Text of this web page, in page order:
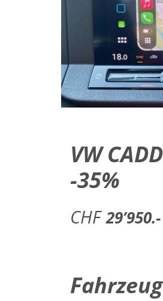
VW
-35%
CHF 29’950.-